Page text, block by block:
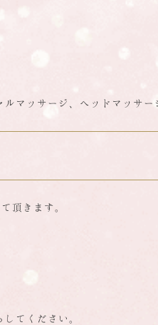
ルマッサージ、ヘッドマッサー
頂きます。
し てください。